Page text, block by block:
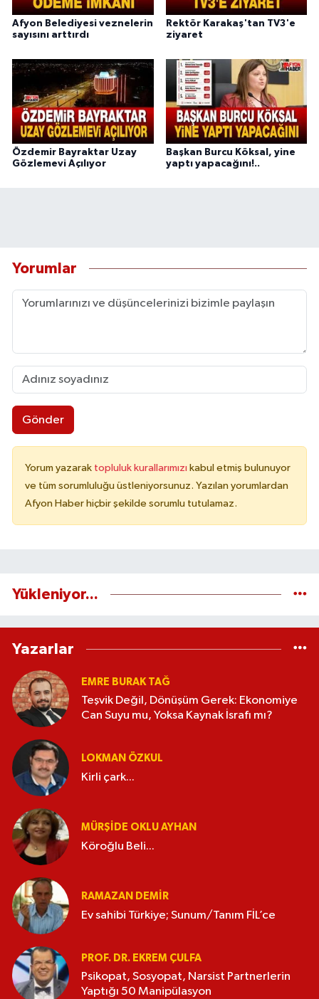
Afyon Belediyesi veznelerin
sayısını arttırdı
Rektör Karakaş'tan TV3'e
ziyaret
Özdemir Bayraktar Uzay
Gözlemevi Açılıyor
Başkan Burcu Köksal, yine
yaptı yapacağını!..
Yorumlar
Gönder
Yorum yazarak topluluk kurallarımızı kabul etmiş bulunuyor
ve tüm sorumluluğu üstleniyorsunuz. Yazılan yorumlardan
Afyon Haber hiçbir şekilde sorumlu tutulamaz.
Yükleniyor...
Yazarlar
EMRE BURAK TAĞ
Teşvik Değil, Dönüşüm Gerek: Ekonomiye
Can Suyu mu, Yoksa Kaynak İsrafı mı?
LOKMAN ÖZKUL
Kirli çark...
MÜRŞIDE OKLU AYHAN
Köroğlu Beli...
RAMAZAN DEMİR
Ev sahibi Türkiye; Sunum/Tanım FİL’ce
PROF. DR. EKREM ÇULFA
Psikopat, Sosyopat, Narsist Partnerlerin
Yaptığı 50 Manipülasyon